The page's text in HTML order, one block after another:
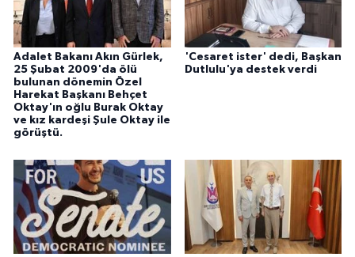
Adalet Bakanı Akın Gürlek,
25 Şubat 2009'da ölü
bulunan dönemin Özel
Harekat Başkanı Behçet
Oktay'ın oğlu Burak Oktay
ve kız kardeşi Şule Oktay ile
görüştü.
'Cesaret ister' dedi, Başkan
Dutlulu'ya destek verdi